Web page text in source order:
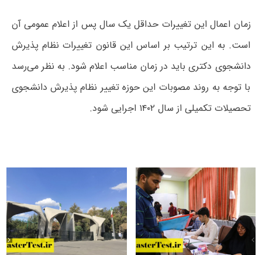
زمان اعمال این تغییرات حداقل یک سال پس از اعلام عمومی آن
است. به این ترتیب بر اساس این قانون تغییرات نظام پذیرش
دانشجوی دکتری باید در زمان مناسب اعلام شود. به نظر می‌رسد
با توجه به روند مصوبات این حوزه تغییر نظام پذیرش دانشجوی
تحصیلات تکمیلی از سال ۱۴۰۲ اجرایی شود.